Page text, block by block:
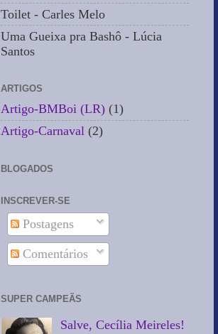
Toilet - Carles Melo
Uma Gueixa pra Bashô - Lúcia
Santos
ARTIGOS
Artigo-BMBoi (LR) (1)
Artigo-Carnaval (2)
BLOGADOS
INSCREVER-SE
Postagens
Comentários
SUPER CAMPEÃS
Salve, Cecília Meireles!